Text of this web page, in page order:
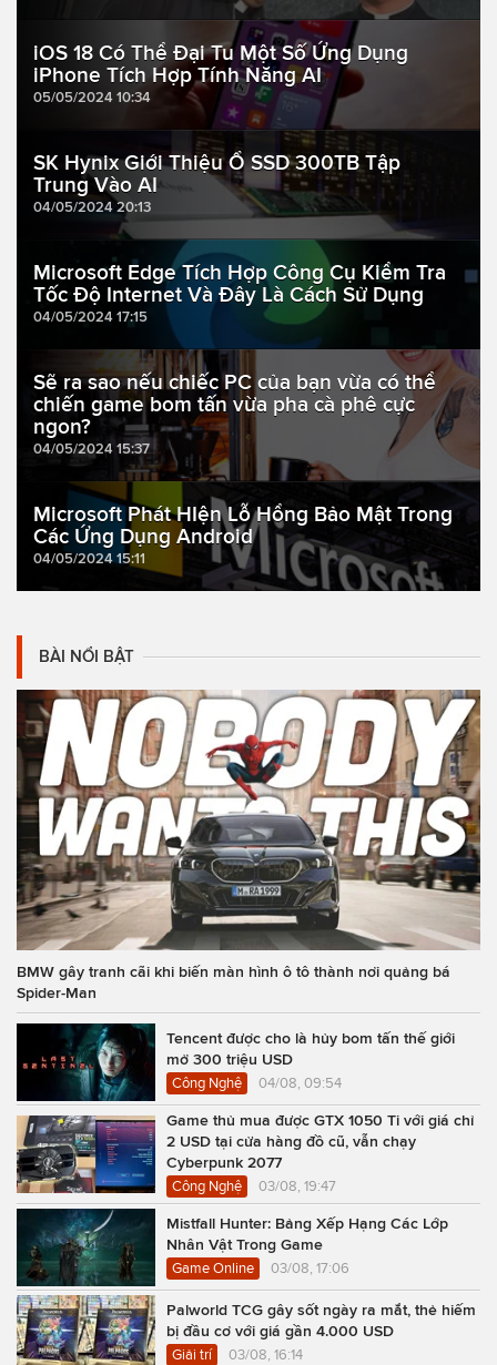
iOS 18 Có Thể Đại Tu Một Số Ứng Dụng
iPhone Tích Hợp Tính Năng AI
05/05/2024 10:34
SK Hynix Giới Thiệu Ổ SSD 300TB Tập
Trung Vào AI
04/05/2024 20:13
Microsoft Edge Tích Hợp Công Cụ Kiểm Tra
Tốc Độ Internet Và Đây Là Cách Sử Dụng
04/05/2024 17:15
Sẽ ra sao nếu chiếc PC của bạn vừa có thể
chiến game bom tấn vừa pha cà phê cực
ngon?
04/05/2024 15:37
Microsoft Phát HIện Lỗ Hổng Bảo Mật Trong
Các Ứng Dụng Android
04/05/2024 15:11
BÀI NỔI BẬT
BMW gây tranh cãi khi biến màn hình ô tô thành nơi quảng bá
Spider-Man
Tencent được cho là hủy bom tấn thế giới
mở 300 triệu USD
Công Nghệ 04/08, 09:54
Game thủ mua được GTX 1050 Ti với giá chỉ
2 USD tại cửa hàng đồ cũ, vẫn chạy
Cyberpunk 2077
Công Nghệ 03/08, 19:47
Mistfall Hunter: Bảng Xếp Hạng Các Lớp
Nhân Vật Trong Game
Game Online 03/08, 17:06
Palworld TCG gây sốt ngày ra mắt, thẻ hiếm
bị đầu cơ với giá gần 4.000 USD
Giải trí 03/08, 16:14